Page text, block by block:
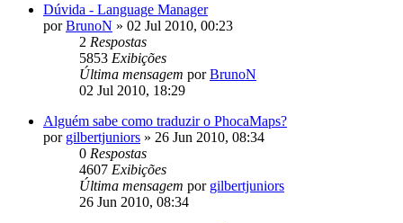
Dúvida - Language Manager
porBrunoN » 02 Jul 2010, 00:23
2 Respostas
5853 Exibições
Última mensagem porBrunoN
02 Jul 2010, 18:29
Alguém sabe como traduzir o PhocaMaps?
por gilbertjuniors » 26 Jun 2010, 08:34
0 Respostas
4607 Exibições
Última mensagem por gilbertjuniors
26 Jun 2010, 08:34